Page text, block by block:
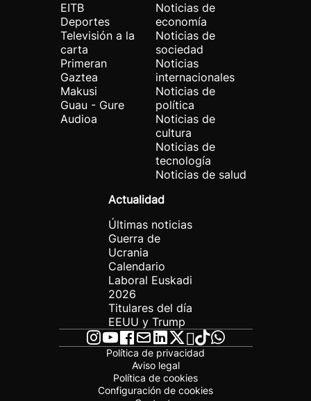
EITB
Deportes
Televisión a la
carta
Primeran
Gaztea
Makusi
Guau - Gure
Audioa
Noticias de
economía
Noticias de
sociedad
Noticias
internacionales
Noticias de
política
Noticias de
cultura
Noticias de
tecnología
Noticias de salud
Actualidad
Últimas noticias
Guerra de
Ucrania
Calendario
Laboral Euskadi
2026
Titulares del día
EEUU y Trump
Política de privacidad
Aviso legal
Política de cookies
Configuración de cookies